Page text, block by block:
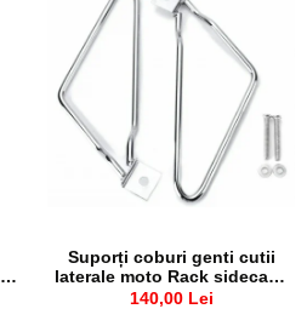
Suporți coburi genti cutii
laterale moto Rack sidecase
motocicleta
140,00 Lei